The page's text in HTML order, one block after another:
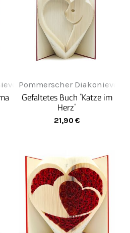
Greifenwerkstatt
Pommerscher
Gefaltetes Buch "Katze im
Herz"
21,90 €